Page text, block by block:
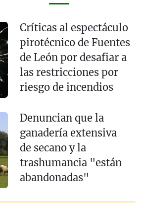
Críticas al espectáculo
pirotécnico de Fuentes
de León por desafiar a
las restricciones por
riesgo de incendios
Denuncian que la
ganadería extensiva
de secano y la
trashumancia "están
abandonadas"